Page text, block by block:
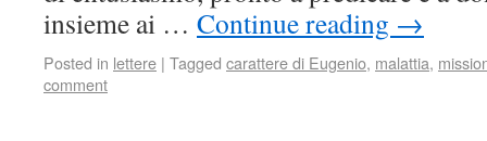
insieme ai … Continue reading →
Posted in lettere | Tagged carattere di Eugenio, malattia,
comment